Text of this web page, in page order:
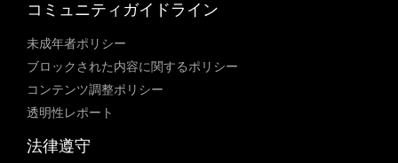
コミュニティガイドライン
未成年者ポリシー
ブロックされた内容に関するポリシー
コンテンツ調整ポリシー
透明性レポート
法律遵守